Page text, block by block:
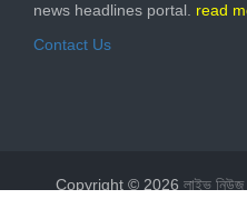
news headlines portal. read
Contact Us
Copyright © 2026 লাইভ নিউজ